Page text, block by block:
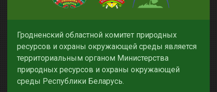
Гродненский областной комитет природных
ресурсов и охраны окружающей среды является
территориальным органом Министерства
природных ресурсов и охраны окружающей
среды Республики Беларусь.